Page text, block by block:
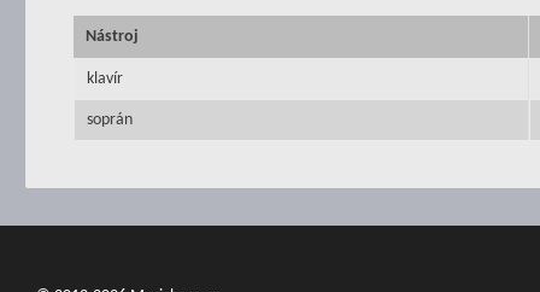
Nástroj
klavír
soprán